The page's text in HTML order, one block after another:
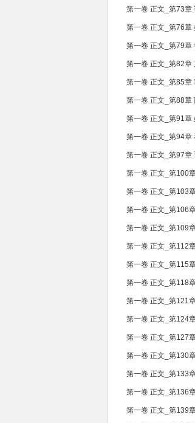
第一卷 正文_第73章
第一卷 正文_第76章
第一卷 正文_第79章
第一卷 正文_第82章
第一卷 正文_第85章
第一卷 正文_第88章
第一卷 正文_第91章
第一卷 正文_第94章
第一卷 正文_第97章
第一卷 正文_第100
第一卷 正文_第103
第一卷 正文_第106
第一卷 正文_第109
第一卷 正文_第112
第一卷 正文_第115
第一卷 正文_第118
第一卷 正文_第121
第一卷 正文_第124
第一卷 正文_第127
第一卷 正文_第130
第一卷 正文_第133
第一卷 正文_第136
第一卷 正文_第139